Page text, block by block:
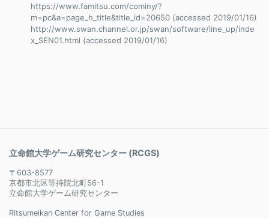
https://www.famitsu.com/cominy/?
m=pc&a=page_h_title&title_id=20650 (accessed 2019/01/16)
http://www.swan.channel.or.jp/swan/software/line_up/inde
x_SEN01.html (accessed 2019/01/16)
立命館大学ゲーム研究センター (RCGS)
〒603-8577
京都市北区等持院北町56-1
立命館大学ゲーム研究センター
Ritsumeikan Center for Game Studies